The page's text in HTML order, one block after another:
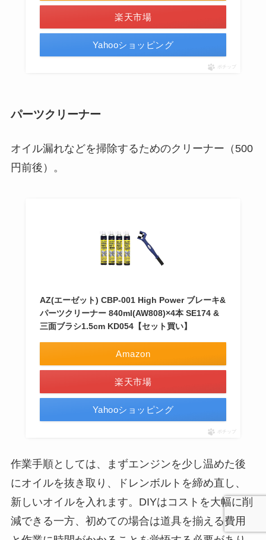
楽天市場
Yahooショッピング
ポチップ
パーツクリーナー
オイル漏れなどを掃除するためのクリーナー（500
円前後）。
AZ(エーゼット) CBP-001 High Power ブレーキ&
パーツクリーナー 840ml(AW808)×4本 SE174 &
三面ブラシ1.5cm KD054【セット買い】
Amazon
楽天市場
Yahooショッピング
ポチップ
作業手順としては、まずエンジンを少し温めた後
にオイルを抜き取り、ドレンボルトを締め直し、
新しいオイルを入れます。DIYはコストを大幅に削
減できる一方、初めての場合は道具を揃える費用